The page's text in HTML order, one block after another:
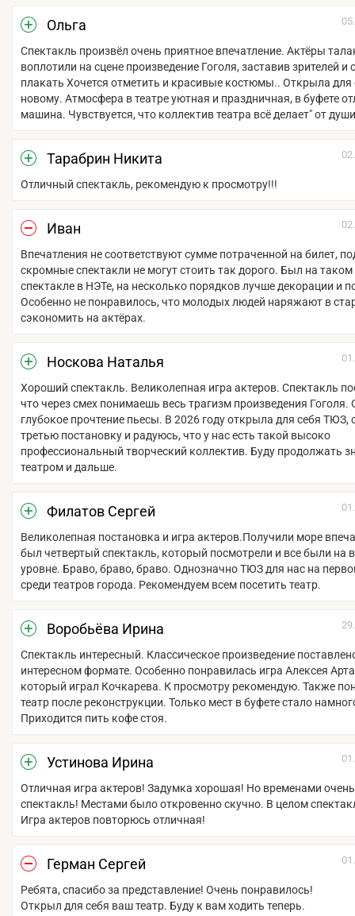
Ольга
Спектакль произвёл очень приятное впечатление. Актёры
воплотили на сцене произведение Гоголя, заставив зрителей и
плакать Хочется отметить и красивые костюмы.. Открыла
новому. Атмосфера в театре уютная и праздничная, в буфете
машина. Чувствуется, что коллектив театра всё делает" от
Тарабрин Никита
Отличный спектакль, рекомендую к просмотру!!!
Иван
Впечатления не соответствуют сумме потраченной на билет,
скромные спектакли не могут стоить так дорого. Был на
спектакле в НЭТе, на несколько порядков лучше декорации и
Особенно не понравилось, что молодых людей наряжают в
сэкономить на актёрах.
Носкова Наталья
Хороший спектакль. Великолепная игра актеров. Спектакль
что через смех понимаешь весь трагизм произведения Гоголя.
глубокое прочтение пьесы. В 2026 году открыла для себя
третью постановку и радуюсь, что у нас есть такой высоко
профессиональный творческий коллектив. Буду продолжать
театром и дальше.
Филатов Сергей
Великолепная постановка и игра актеров.Получили море
был четвертый спектакль, который посмотрели и все были на
уровне. Браво, браво, браво. Однозначно ТЮЗ для нас на
среди театров города. Рекомендуем всем посетить театр.
Воробьёва Ирина
Спектакль интересный. Классическое произведение
интересном формате. Особенно понравилась игра Алексея
который играл Кочкарева. К просмотру рекомендую. Также
театр после реконструкции. Только мест в буфете стало
Приходится пить кофе стоя.
Устинова Ирина
Отличная игра актеров! Задумка хорошая! Но временами
спектакль! Местами было откровенно скучно. В целом
Игра актеров повторюсь отличная!
Герман Сергей
Ребята, спасибо за представление! Очень понравилось!
Открыл для себя ваш театр. Буду к вам ходить теперь.